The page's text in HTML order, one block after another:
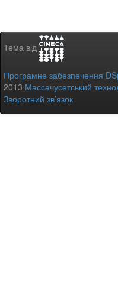
Тема від
Програмне забезпечення
2013 Массачусетський
Зворотний зв’язок